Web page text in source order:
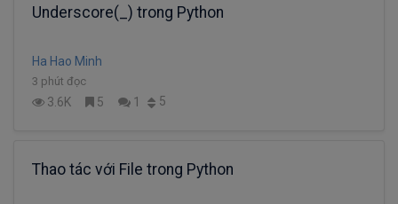
Underscore(_) trong Python
Ha Hao Minh
3 phút đọc
3.6K 5 1 5
Thao tác với File trong Python